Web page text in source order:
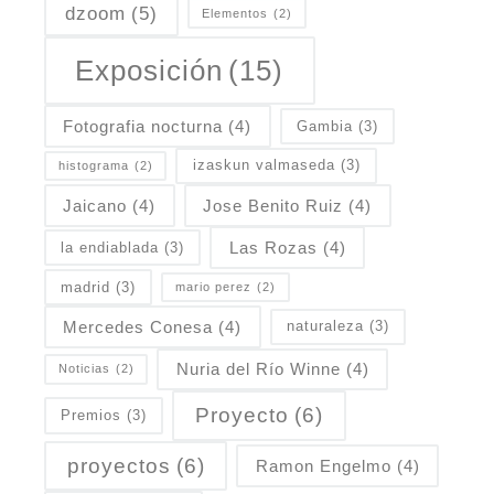
dzoom (5) Elementos (2)
Exposición (15)
Fotografia nocturna (4) Gambia (3)
histograma (2) izaskun valmaseda (3)
Jaicano (4) Jose Benito Ruiz (4)
la endiablada (3) Las Rozas (4)
madrid (3) mario perez (2)
Mercedes Conesa (4) naturaleza (3)
Noticias (2) Nuria del Río Winne (4)
Premios (3) Proyecto (6)
proyectos (6) Ramon Engelmo (4)